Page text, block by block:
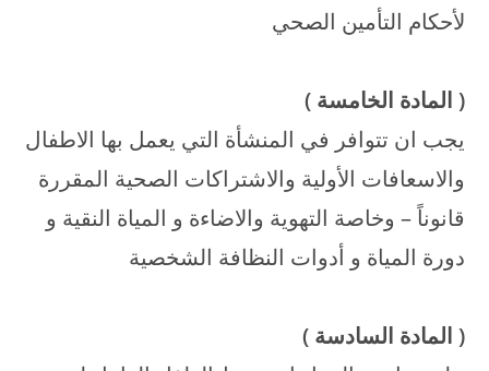
لأحكام التأمين الصحي
( المادة الخامسة )
يجب ان تتوافر في المنشأة التي يعمل بها الاطفال
والاسعافات الأولية والاشتراكات الصحية المقررة
قانوناً – وخاصة التهوية والاضاءة و المياة النقية و
دورة المياة و أدوات النظافة الشخصية
( المادة السادسة )